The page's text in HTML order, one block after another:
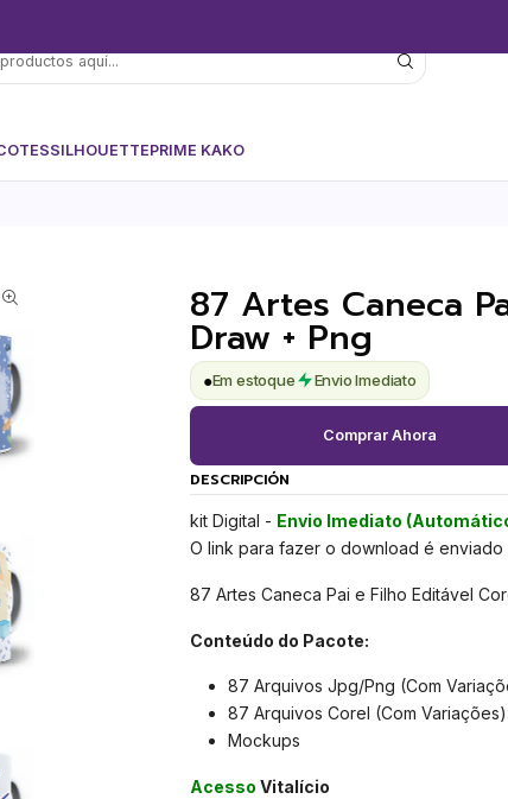
SILHOUETTEPRIME KAKO
87 Artes Caneca
Draw + Png
●Em estoque Envio Imediato
Comprar Ahora
DESCRIPCIÓN
kit Digital - Envio Imediato
O link para fazer o download é
87 Artes Caneca Pai e Filho Editável
Conteúdo do Pacote:
87 Arquivos Jpg/Png (Com
87 Arquivos Corel (Com Variações)
Mockups
Acesso Vitalício